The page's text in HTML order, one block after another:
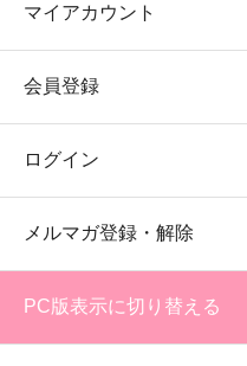
マイアカウント
会員登録
ログイン
メルマガ登録・解除
PC版表示に切り替える